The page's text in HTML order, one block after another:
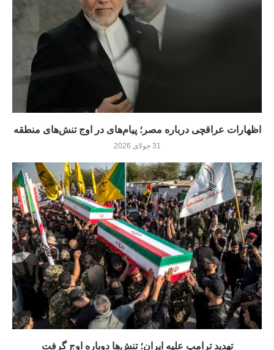
اظهارات عراقچی درباره مصر؛ پیام‌های در اوج تنش‌های منطقه
31 جولای 2026
تهدید ترامپ علیه ایران؛ تنش‌ها دوباره اوج گرفت